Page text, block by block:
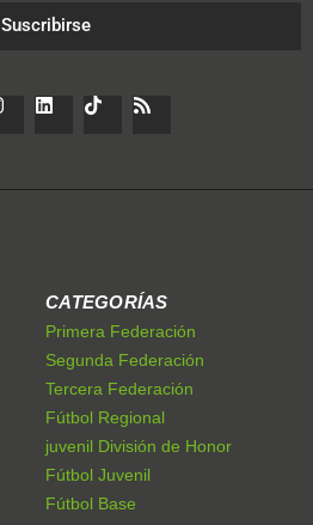
Suscribirse
CATEGORÍAS
Primera Federación
Segunda Federación
Tercera Federación
Fútbol Regional
juvenil División de Honor
Fútbol Juvenil
Fútbol Base